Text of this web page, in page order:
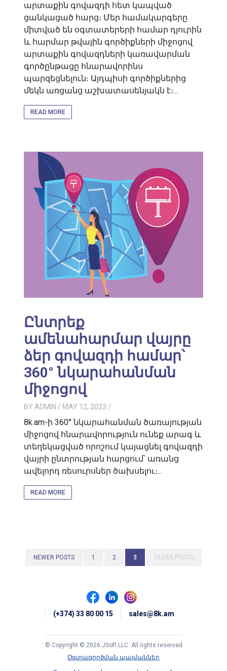
արտաքին գովազդի հետ կապված
ցանկացած հարց։ Մեր համակարգերը
միտված են օգտատերերի համար դյուրին
և հարմար թվային գործիքների միջոցով
արտաքին գովազդների կառավարման
գործընթացը հնարավորինս
պարզեցնելուն։ Այդպիսի գործիքներից
մեկն առցանց աշխատասենյակն է։...
READ MORE
Ընտրեք
ամենահարմար վայրը
ձեր գովազդի համար՝
360° նկարահանման
միջոցով
BY ADMIN / MAY 12, 2023 /
8k.am-ի 360° նկարահանման ծառայության
միջոցով հնարավորություն ունեք արագ և
տեղեկացված որոշում կայացնել գովազդի
վայրի ընտրության հարցում՝ առանց
ավելորդ ռեսուրսներ ծախսելու։...
READ MORE
NEWER POSTS 1 2 3 OLDER POSTS
(+374) 33 80 00 15 sales@8k.am
© Copyright © 2026 JSoft LLC. All rights reserved
Օգտագործման պայմաններ